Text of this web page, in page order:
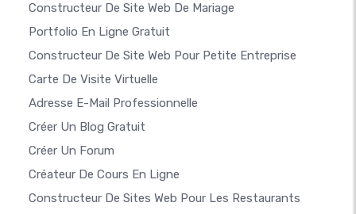
Constructeur De Site Web De Mariage
Portfolio En Ligne Gratuit
Constructeur De Site Web Pour Petite Entreprise
Carte De Visite Virtuelle
Adresse E-Mail Professionnelle
Créer Un Blog Gratuit
Créer Un Forum
Créateur De Cours En Ligne
Constructeur De Sites Web Pour Les Restaurants